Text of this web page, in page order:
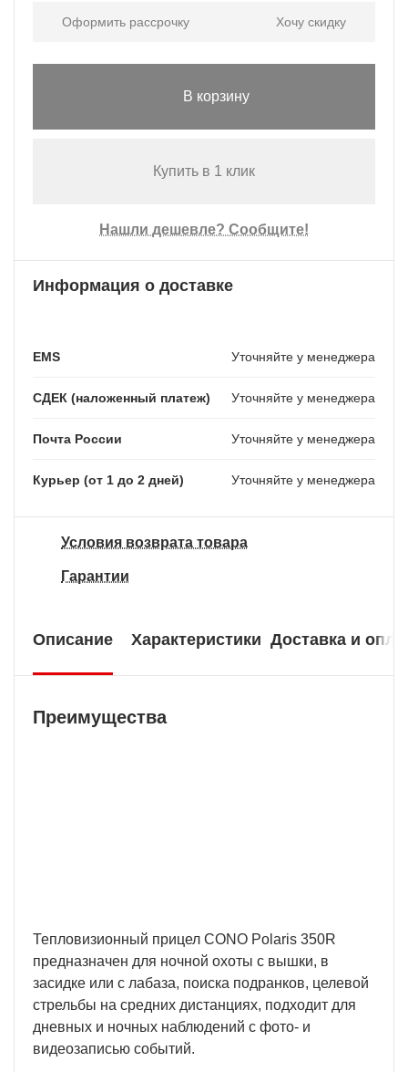
Оформить рассрочку Хочу скидку
В корзину
Купить в 1 клик
Нашли дешевле? Сообщите!
Информация о доставке
EMS Уточняйте у менеджера
СДЕК (наложенный платеж) Уточняйте у менеджера
Почта России Уточняйте у менеджера
Курьер (от 1 до 2 дней) Уточняйте у менеджера
Условия возврата товара
Гарантии
Описание Характеристики Доставка и
Преимущества
Тепловизионный прицел CONO Polaris 350R
предназначен для ночной охоты с вышки, в
засидке или с лабаза, поиска подранков, целевой
стрельбы на средних дистанциях, подходит для
дневных и ночных наблюдений с фото- и
видеозаписью событий.